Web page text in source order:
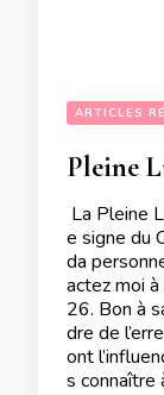
ARTICLES
Pleine
La Pleine
e signe du
da
actez moi
26. Bon à
dre de
ont
s connaître